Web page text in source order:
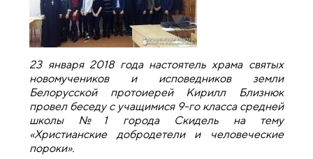
23 января 2018 года настоятель храма святых
новомучеников и исповедников земли
Белорусской протоиерей Кирилл Близнюк
провел беседу с учащимися 9-го класса средней
школы №1 города Скидель на тему
«Христианские добродетели и человеческие
пороки».